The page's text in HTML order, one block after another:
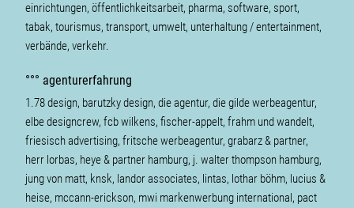
einrichtungen, öffentlichkeitsarbeit, pharma, software, sport,
tabak, tourismus, transport, umwelt, unterhaltung / entertainment,
verbände, verkehr.
°°° agenturerfahrung
1.78 design, barutzky design, die agentur, die gilde werbeagentur,
elbe designcrew, fcb wilkens, fischer-appelt, frahm und wandelt,
friesisch advertising, fritsche werbeagentur, grabarz & partner,
herr lorbas, heye & partner hamburg, j. walter thompson hamburg,
jung von matt, knsk, landor associates, lintas, lothar böhm, lucius &
heise, mccann-erickson, mwi markenwerbung international, pact